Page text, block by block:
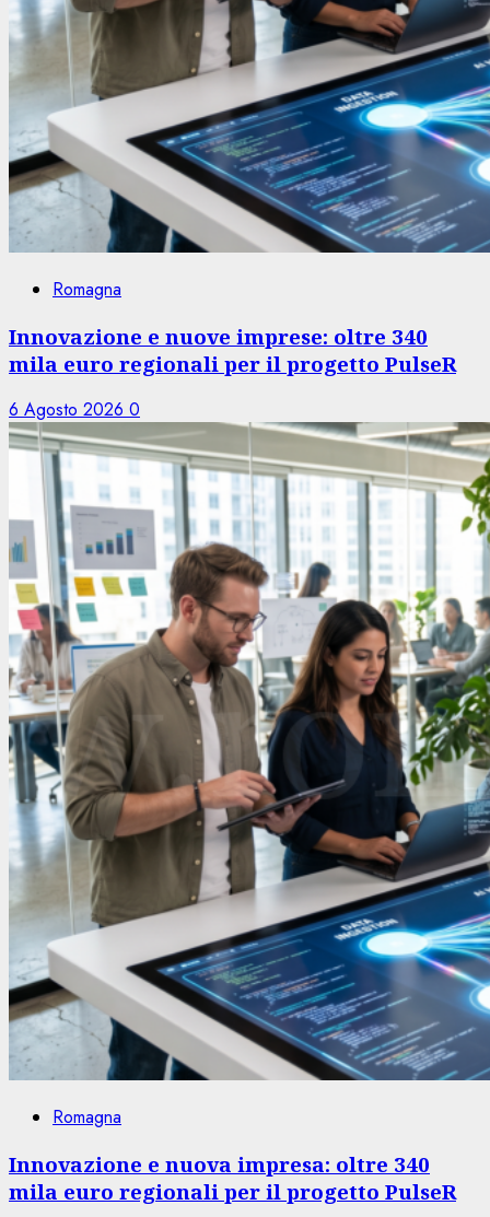
Romagna
Innovazione e nuove imprese: oltre 340
mila euro regionali per il progetto PulseR
6 Agosto 2026 0
Romagna
Innovazione e nuova impresa: oltre 340
mila euro regionali per il progetto PulseR